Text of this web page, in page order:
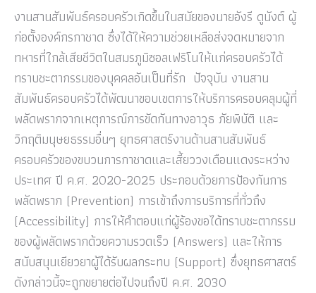
งานสานสัมพันธ์ครอบครัวเกิดขึ้นในสมัยของนายอังรี ดูนังต์ ผู้
ก่อตั้งองค์กรกาชาด ซึ่งได้ให้ความช่วยเหลือส่งจดหมายจาก
ทหารที่ใกล้เสียชีวิตในสมรภูมิซอลเฟริโนให้แก่ครอบครัวได้
ทราบชะตากรรมของบุคคลอันเป็นที่รัก ปัจจุบัน งานสาน
สัมพันธ์ครอบครัวได้พัฒนาขอบเขตการให้บริการครอบคลุมผู้ที่
พลัดพรากจากเหตุการณ์การขัดกันทางอาวุธ ภัยพิบัติ และ
วิกฤติมนุษยธรรมอื่นๆ ยุทธศาสตร์งานด้านสานสัมพันธ์
ครอบครัวของขบวนการกาชาดและเสี้ยววงเดือนแดงระหว่าง
ประเทศ ปี ค.ศ. 2020-2025 ประกอบด้วยการป้องกันการ
พลัดพราก (Prevention) การเข้าถึงการบริการที่ทั่วถึง
(Accessibility) การให้คำตอบแก่ผู้ร้องขอได้ทราบชะตากรรม
ของผู้พลัดพรากด้วยความรวดเร็ว (Answers) และให้การ
สนับสนุนเยียวยาผู้ได้รับผลกระทบ (Support) ซึ่งยุทธศาสตร์
ดังกล่าวนี้จะถูกขยายต่อไปจนถึงปี ค.ศ. 2030